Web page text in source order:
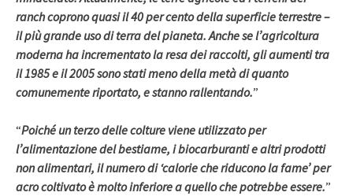
ranch coprono quasi il 40 per cento della superficie terrestre –
il più grande uso di terra del pianeta. Anche se l’agricoltura
moderna ha incrementato la resa dei raccolti, gli aumenti tra
il 1985 e il 2005 sono stati meno della metà di quanto
comunemente riportato, e stanno rallentando.”
“Poiché un terzo delle colture viene utilizzato per
l’alimentazione del bestiame, i biocarburanti e altri prodotti
non alimentari, il numero di ‘calorie che riducono la fame’ per
acro coltivato è molto inferiore a quello che potrebbe essere.”